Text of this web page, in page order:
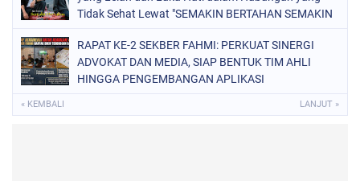
Tidak Sehat Lewat "SEMAKIN BERTAHAN SEMAKIN
RAPAT KE-2 SEKBER FAHMI: PERKUAT SINERGI
ADVOKAT DAN MEDIA, SIAP BENTUK TIM AHLI
HINGGA PENGEMBANGAN APLIKASI
« KEMBALI LANJUT »